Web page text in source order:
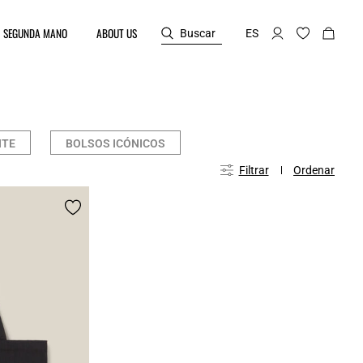
SEGUNDA MANO ABOUT US Buscar ES
BOLSOS ICÓNICOS
Filtrar Ordenar